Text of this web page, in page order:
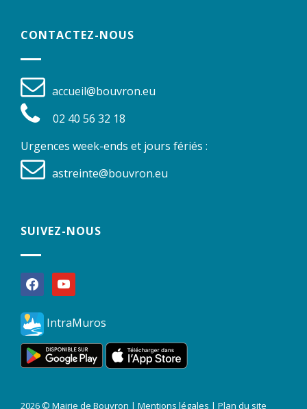
CONTACTEZ-NOUS
accueil@bouvron.eu
02 40 56 32 18
Urgences week-ends et jours fériés :
astreinte@bouvron.eu
SUIVEZ-NOUS
facebookyoutube
IntraMuros
2026 © Mairie de Bouvron | Mentions légales | Plan du site